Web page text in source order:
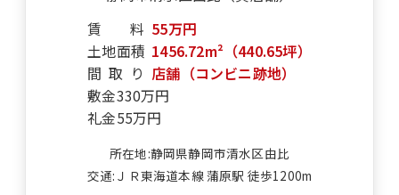
賃料 55万円
土地面積 1456.72m²（440.65坪）
間取り 店舗（コンビニ跡地）
敷金330万円
礼金55万円
所在地:静岡県静岡市清水区由比
交通:ＪＲ東海道本線 蒲原駅 徒歩1200m